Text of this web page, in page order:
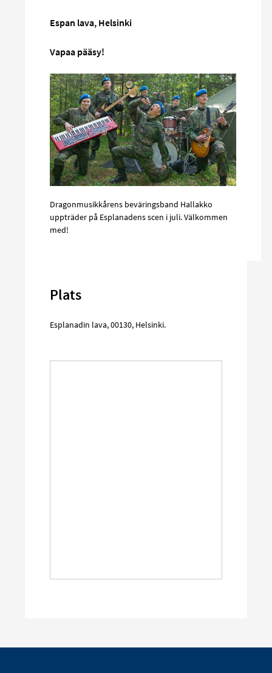
Espan lava, Helsinki
Vapaa pääsy!
Dragonmusikkårens beväringsband Hallakko
uppträder på Esplanadens scen i juli. Välkommen
med!
Plats
Esplanadin lava,00130, Helsinki.